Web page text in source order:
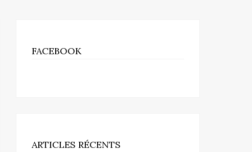
FACEBOOK
ARTICLES RÉCENTS